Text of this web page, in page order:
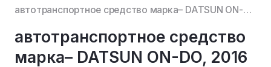
автотранспортное средство марка– DATSUN ON-DO, 2016 года выпуска, VIN: Z8NBAABD0H0043188
автотранспортное средство
марка– DATSUN ON-DO, 2016